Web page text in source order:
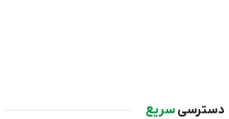
دسترسیسریع